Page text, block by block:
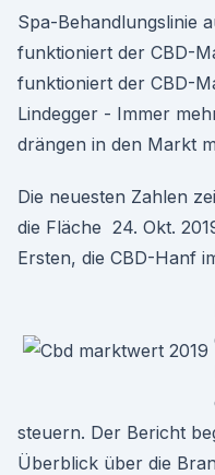
Spa-Behandlungslinie
funktioniert der CBD-
funktioniert der CBD-
Lindegger - Immer
drängen in den Markt
Die neuesten Zahlen
die Fläche 24. Okt.
Ersten, die CBD-Hanf
steuern. Der Bericht
Überblick über die